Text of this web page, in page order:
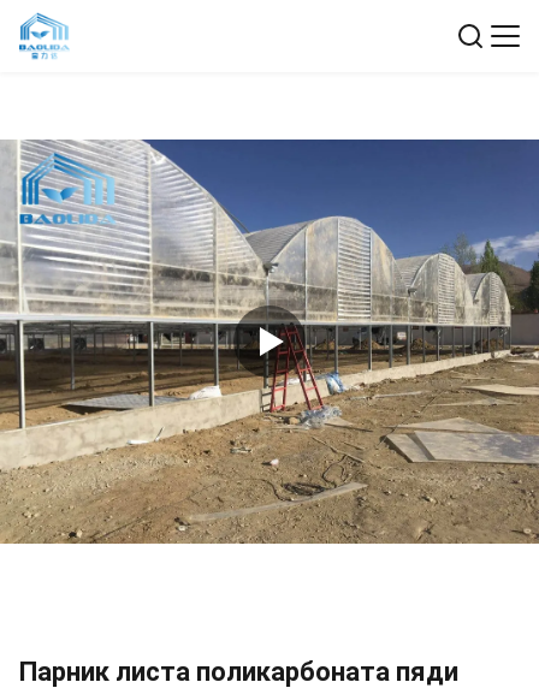
Парник листа поликарбоната пяди